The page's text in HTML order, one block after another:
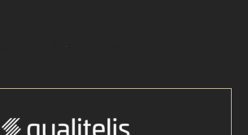
Accéder à mon compte